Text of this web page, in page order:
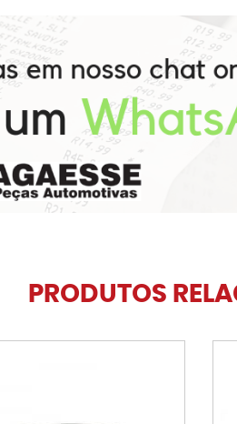
PRODUTOS